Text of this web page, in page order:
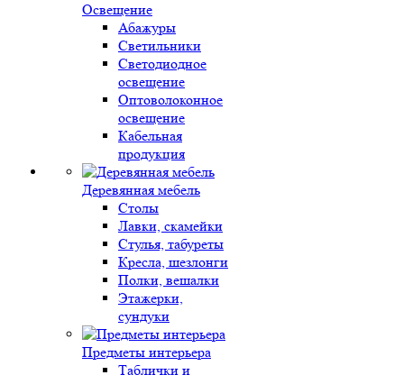
Освещение
Абажуры
Светильники
Светодиодное
освещение
Оптоволоконное
освещение
Кабельная
продукция
Деревянная мебель
Столы
Лавки, скамейки
Стулья, табуреты
Кресла, шезлонги
Полки, вешалки
Этажерки,
сундуки
Предметы интерьера
Таблички и